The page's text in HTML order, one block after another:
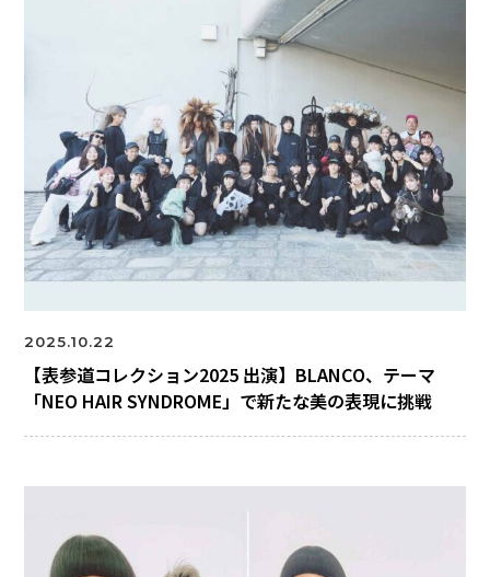
2025.10.22
【表参道コレクション2025 出演】BLANCO、テーマ
「NEO HAIR SYNDROME」で新たな美の表現に挑戦